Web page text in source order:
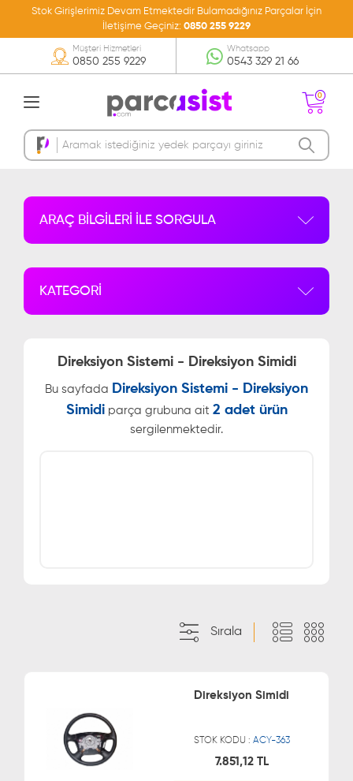
Stok Girişlerimiz Devam Etmektedir Bulamadığınız Parçalar İçin
İletişime Geçiniz: 0850 255 9229
0850 255 9229
Müşteri Hizmetleri
0543 329 21 66
Whatsapp
0
Sepetinizde Ürün
ARAÇ BİLGİLERİ İLE SORGULA
KATEGORİ
Direksiyon Sistemi - Direksiyon Simidi
Bu sayfada Direksiyon Sistemi - Direksiyon
Simidiparça grubuna ait 2 adet ürün
sergilenmektedir.
Sırala
Direksiyon Simidi
STOK KODU : ACY-363
7.851,12 TL